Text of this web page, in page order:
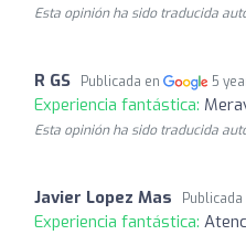
Esta opinión ha sido traducida
R GS Publicada en 5
Experiencia fantástica:
Esta opinión ha sido traducida
Javier Lopez Mas Publicada
Experiencia fantástica: